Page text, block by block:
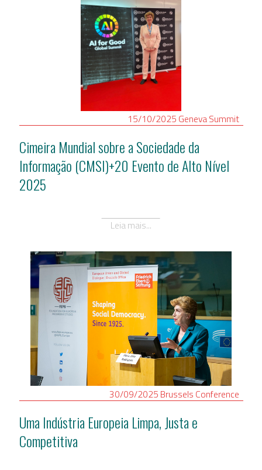
15/10/2025 GenevaSummit
Cimeira Mundial sobre a Sociedade da
Informação (CMSI)+20 Evento de Alto Nível
2025
Leia mais...
30/09/2025 Brussels Conference
Uma Indústria Europeia Limpa, Justa e
Competitiva